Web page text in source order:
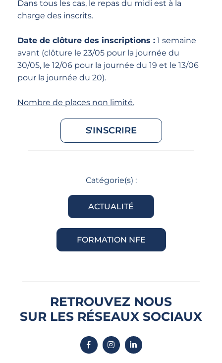
Dans tous les cas, le repas du midi est à la
charge des inscrits.
Date de clôture des inscriptions : 1 semaine
avant (clôture le 23/05 pour la journée du
30/05, le 12/06 pour la journée du 19 et le 13/06
pour la journée du 20).
Nombre de places non limité.
S'INSCRIRE
Catégorie(s) :
ACTUALITÉ
FORMATION NFE
RETROUVEZ NOUS
SUR LES RÉSEAUX SOCIAUX